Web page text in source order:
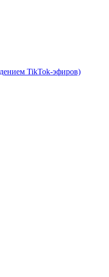
TikTok-эфиров)